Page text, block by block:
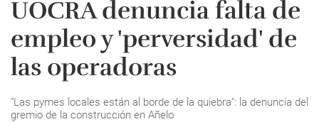
UOCRA denuncia falta de
empleo y 'perversidad' de
las operadoras
"Las pymes locales están al borde de la quiebra": la denuncia del
gremio de la construcción en Añelo